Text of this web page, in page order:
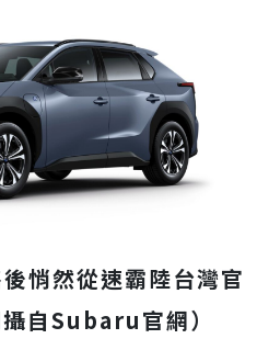
悄然從速霸陸台灣官
自Subaru官網）